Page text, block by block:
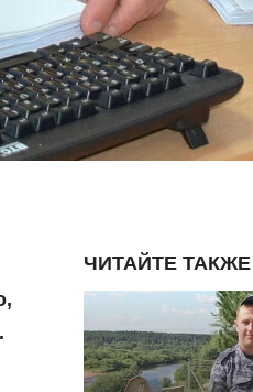
ЧИТАЙТЕ ТАКЖЕ